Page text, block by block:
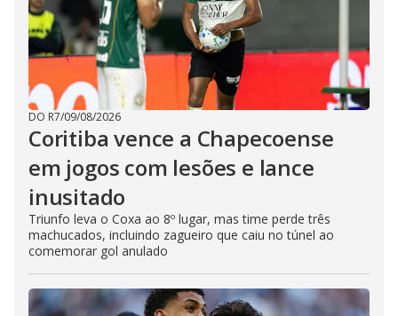
DO R7/09/08/2026
Coritiba vence a Chapecoense
em jogos com lesões e lance
inusitado
Triunfo leva o Coxa ao 8º lugar, mas time perde três
machucados, incluindo zagueiro que caiu no túnel ao
comemorar gol anulado